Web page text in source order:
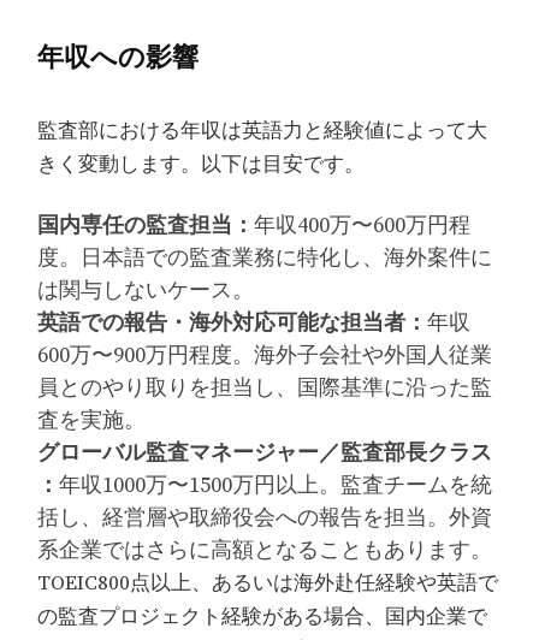
年収への影響
監査部における年収は英語力と経験値によって大
きく変動します。以下は目安です。
国内専任の監査担当：年収400万〜600万円程
度。日本語での監査業務に特化し、海外案件に
は関与しないケース。
英語での報告・海外対応可能な担当者：年収
600万〜900万円程度。海外子会社や外国人従業
員とのやり取りを担当し、国際基準に沿った監
査を実施。
グローバル監査マネージャー／監査部長クラス
：年収1000万〜1500万円以上。監査チームを統
括し、経営層や取締役会への報告を担当。外資
系企業ではさらに高額となることもあります。
TOEIC800点以上、あるいは海外赴任経験や英語で
の監査プロジェクト経験がある場合、国内企業で